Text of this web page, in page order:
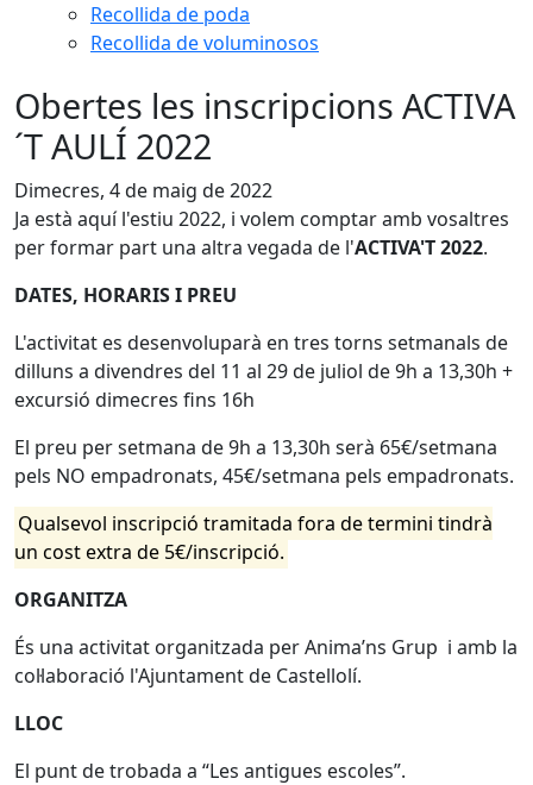
Recollida de poda
Recollida de voluminosos
Obertes les inscripcions ACTIVA
´T AULÍ 2022
Dimecres, 4 de maig de 2022
Ja està aquí l'estiu 2022, i volem comptar amb vosaltres
per formar part una altra vegada de l'ACTIVA'T 2022.
DATES, HORARIS I PREU
L'activitat es desenvoluparà en tres torns setmanals de
dilluns a divendres del 11 al 29 de juliol de 9h a 13,30h +
excursió dimecres fins 16h
El preu per setmana de 9h a 13,30h serà 65€/setmana
pels NO empadronats, 45€/setmana pels empadronats.
Qualsevol inscripció tramitada fora de termini tindrà
un cost extra de 5€/inscripció.
ORGANITZA
És una activitat organitzada per Anima’ns Grup i amb la
col·laboració l'Ajuntament de Castellolí.
LLOC
El punt de trobada a “Les antigues escoles”.